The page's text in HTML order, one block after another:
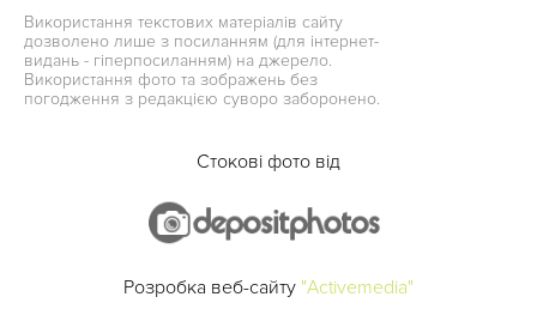
Використання текстових матеріалів сайту
дозволено лише з посиланням (для інтернет-
видань - гіперпосиланням) на джерело.
Використання фото та зображень без
погодження з редакцією суворо заборонено.
Стокові фото від
Розробка веб-сайту "Activemedia"